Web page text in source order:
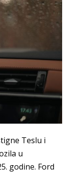
Teslu i
u
godine. Ford